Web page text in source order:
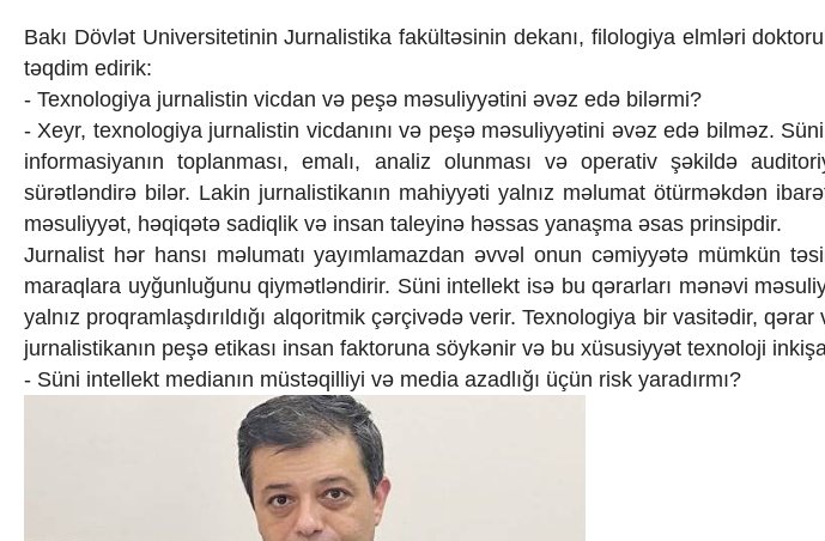
Energetika
Neft-qaz
Əmək və sosial siyasət
Kənd təsərrüfatı
Hərbi sənaye
Telekommunikasiya və nəqliyyat
COP29
Cəmiyyət
Crossmedia.az - 1 yaş
Siyasət
Məhkəmə və hüquq
Ekologiya
Zəfər - 5
Gənclər və İdman
Media və QHT
Bakı Dövlət Universitetinin Jurnalistika fakültəsinin dekanı, filologiya elmləri
təqdim edirik:
- Texnologiya jurnalistin vicdan və peşə məsuliyyətini əvəz edə bilərmi?
- Xeyr, texnologiya jurnalistin vicdanını və peşə məsuliyyətini əvəz edə bilməz.
informasiyanın toplanması, emalı, analiz olunması və operativ şəkildə
sürətləndirə bilər. Lakin jurnalistikanın mahiyyəti yalnız məlumat ötürməkdən
məsuliyyət, həqiqətə sadiqlik və insan taleyinə həssas yanaşma əsas prinsipdir.
Jurnalist hər hansı məlumatı yayımlamazdan əvvəl onun cəmiyyətə mümkün
maraqlara uyğunluğunu qiymətləndirir. Süni intellekt isə bu qərarları mənəvi
yalnız proqramlaşdırıldığı alqoritmik çərçivədə verir. Texnologiya bir vasitədir,
jurnalistikanın peşə etikası insan faktoruna söykənir və bu xüsusiyyət texnoloji
- Süni intellekt medianın müstəqilliyi və media azadlığı üçün risk yaradırmı?